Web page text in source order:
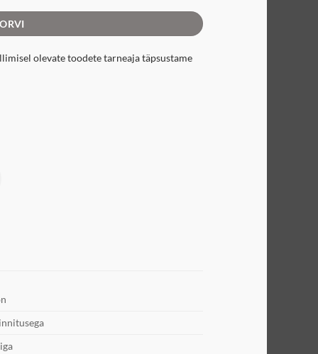
olevate toodete tarneaja täpsustame